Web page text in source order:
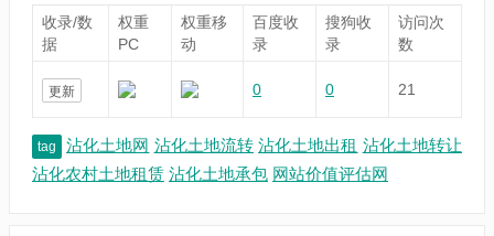
收录/数
据
权重
PC
权重移
动
百度收
录
搜狗收
录
访问次
数
更新 0 0 21
tag 沾化土地网 沾化土地流转 沾化土地出租 沾化土地转让
沾化农村土地租赁 沾化土地承包 网站价值评估网